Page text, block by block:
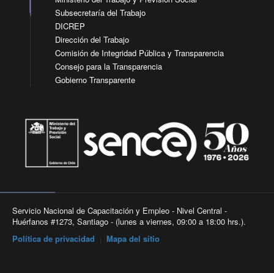
Subsecretaría del Trabajo
DICREP
Dirección del Trabajo
Comisión de Integridad Pública y Transparencia
Consejo para la Transparencia
Gobierno Transparente
Servicio Nacional de Capacitación y Empleo - Nivel Central -
Huérfanos #1273, Santiago - (lunes a viernes, 09:00 a 18:00 hrs.).
Política de privacidad
Mapa del sitio